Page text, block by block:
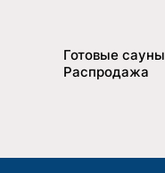
Готовые сауны
Распродажа